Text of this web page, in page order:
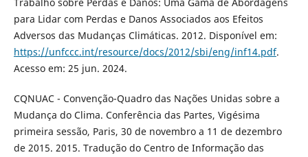
para Lidar com Perdas e Danos Associados aos Efeitos
Adversos das Mudanças Climáticas. 2012. Disponível em:
https://unfccc.int/resource/docs/2012/sbi/eng/inf14.pdf.
Acesso em: 25 jun. 2024.
CQNUAC - Convenção-Quadro das Nações Unidas sobre a
Mudança do Clima. Conferência das Partes, Vigésima
primeira sessão, Paris, 30 de novembro a 11 de dezembro
de 2015. 2015. Tradução do Centro de Informação das